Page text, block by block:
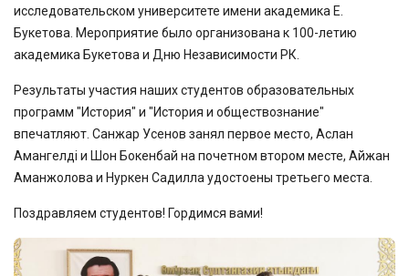
исследовательском университете имени академика Е.
Букетова. Мероприятие было организована к 100-летию
академика Букетова и Дню Независимости РК.
Результаты участия наших студентов образовательных
программ "История" и "История и обществознание"
впечатляют. Санжар Усенов занял первое место, Аслан
Амангелді и Шон Бокенбай на почетном втором месте, Айжан
Аманжолова и Нуркен Садилла удостоены третьего места.
Поздравляем студентов! Гордимся вами!